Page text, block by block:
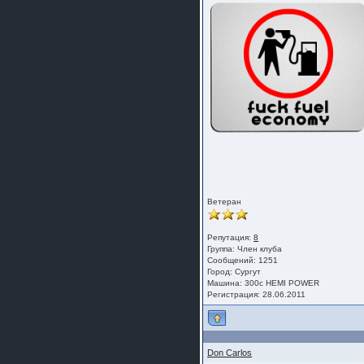
Ветеран
Репутация:8
Группа:Член клуба
Сообщений: 1251
Город: Сургут
Машина: 300с HEMI POWER
Регистрация: 28.06.2011
Don Carlos